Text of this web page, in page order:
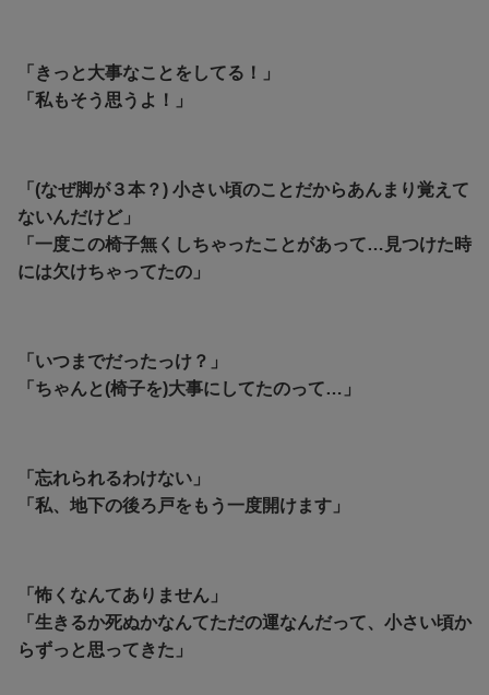
「きっと大事なことをしてる！」
「私もそう思うよ！」
「(なぜ脚が３本？) 小さい頃のことだからあんまり覚えて
ないんだけど」
「一度この椅子無くしちゃったことがあって…見つけた時
には欠けちゃってたの」
「いつまでだったっけ？」
「ちゃんと(椅子を)大事にしてたのって…」
「忘れられるわけない」
「私、地下の後ろ戸をもう一度開けます」
「怖くなんてありません」
「生きるか死ぬかなんてただの運なんだって、小さい頃か
らずっと思ってきた」